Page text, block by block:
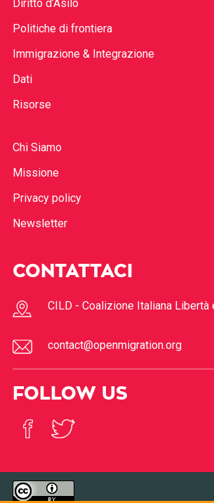
Diritto d’Asilo
Politiche di frontiera
Immigrazione & Integrazione
Dati
Risorse
Chi Siamo
Missione
Privacy policy
Newsletter
CONTATTACI
CILD - Coalizione Italiana
contact@openmigration.org
FOLLOW US